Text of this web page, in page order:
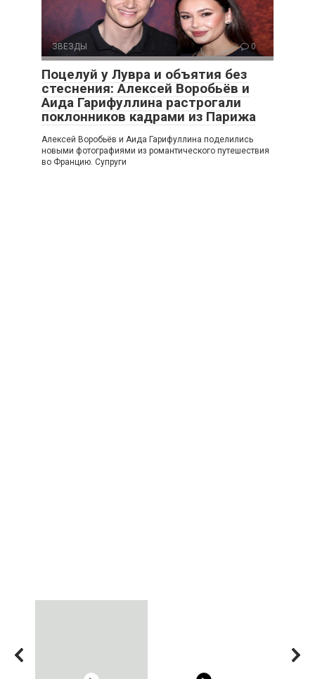
ЗВЕЗДЫ 0
Поцелуй у Лувра и объятия без
стеснения: Алексей Воробьёв и
Аида Гарифуллина растрогали
поклонников кадрами из Парижа
Алексей Воробьёв и Аида Гарифуллина поделились
новыми фотографиями из романтического путешествия
во Францию. Супруги